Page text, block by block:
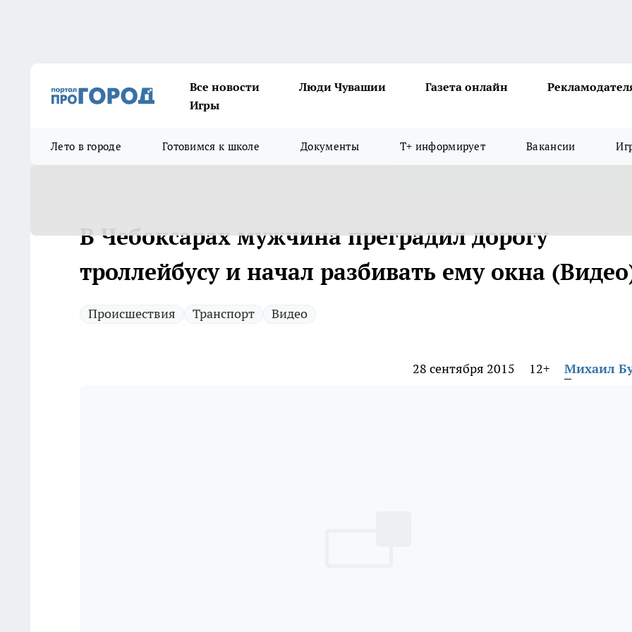
Все новости Люди Чувашии Газета онлайн
Игры
Лето в городе Готовимся к школе Документы Т+ информирует Вакансии
В Чебоксарах мужчина преградил дорогу
троллейбусу и начал разбивать ему окна
Происшествия Транспорт Видео
28 сентября 2015 12+ Михаил